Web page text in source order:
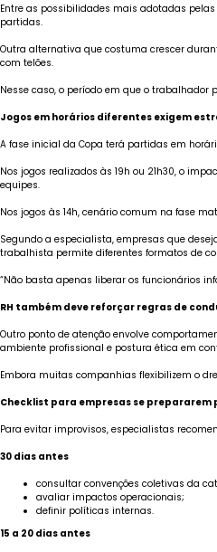
Entre as possibilidades mais adotadas
partidas.
Outra alternativa que costuma crescer
com telões.
Nesse caso, o período em que o
Jogos em horários diferentes exigem
A fase inicial da Copa terá partidas em
Nos jogos realizados às 19h ou 21h30, o
equipes.
Nos jogos às 14h, cenário comum na fase
Segundo a especialista, empresas que
trabalhista permite diferentes formatos de
“Não basta apenas liberar os funcionários
RH também deve reforçar regras de
Outro ponto de atenção envolve
ambiente profissional e postura ética em
Embora muitas companhias flexibilizem o
Checklist para empresas se prepararem
Para evitar improvisos, especialistas
30 dias antes
consultar convenções coletivas da
avaliar impactos operacionais;
definir políticas internas.
15 a 20 dias antes